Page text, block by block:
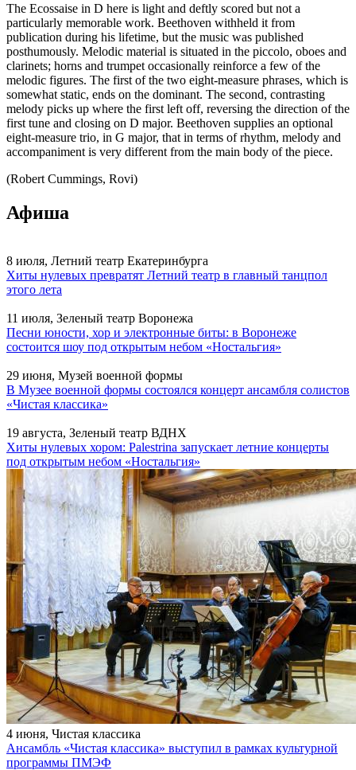
The Ecossaise in D here is light and deftly scored but not a
particularly memorable work. Beethoven withheld it from
publication during his lifetime, but the music was published
posthumously. Melodic material is situated in the piccolo, oboes and
clarinets; horns and trumpet occasionally reinforce a few of the
melodic figures. The first of the two eight-measure phrases, which is
somewhat static, ends on the dominant. The second, contrasting
melody picks up where the first left off, reversing the direction of the
first tune and closing on D major. Beethoven supplies an optional
eight-measure trio, in G major, that in terms of rhythm, melody and
accompaniment is very different from the main body of the piece.
(Robert Cummings, Rovi)
Афиша
8 июля, Летний театр Екатеринбурга
Хиты нулевых превратят Летний театр в главный танцпол
этого лета
11 июля, Зеленый театр Воронежа
Песни юности, хор и электронные биты: в Воронеже
состоится шоу под открытым небом «Ностальгия»
29 июня, Музей военной формы
В Музее военной формы состоялся концерт ансамбля солистов
«Чистая классика»
19 августа, Зеленый театр ВДНХ
Хиты нулевых хором: Palestrina запускает летние концерты
под открытым небом «Ностальгия»
4 июня, Чистая классика
Ансамбль «Чистая классика» выступил в рамках культурной
программы ПМЭФ